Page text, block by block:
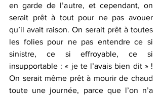
en garde de l’autre, et cependant, on
serait prêt à tout pour ne pas avouer
qu’il avait raison. On serait prêt à toutes
les folies pour ne pas entendre ce si
sinistre, ce si effroyable, ce si
insupportable : « je te l’avais bien dit » !
On serait même prêt à mourir de chaud
toute une journée, parce que l’on n’a